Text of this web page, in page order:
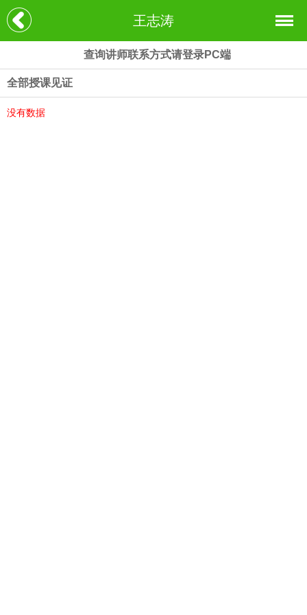
王志涛
查询讲师联系方式请登录PC端
全部授课见证
没有数据